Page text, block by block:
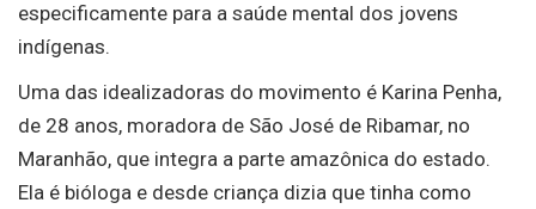
especificamente para a saúde mental dos jovens
indígenas.
Uma das idealizadoras do movimento é Karina Penha,
de 28 anos, moradora de São José de Ribamar, no
Maranhão, que integra a parte amazônica do estado.
Ela é bióloga e desde criança dizia que tinha como